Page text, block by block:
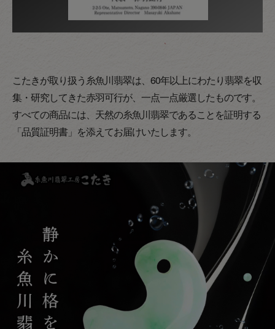
こたきが取り扱う糸魚川翡翠は、60年以上にわたり翡翠を収
集・研究してきた赤羽可行が、一点一点厳選したものです。
すべての商品には、天然の糸魚川翡翠であることを証明する
「品質証明書」を添えてお届けいたします。